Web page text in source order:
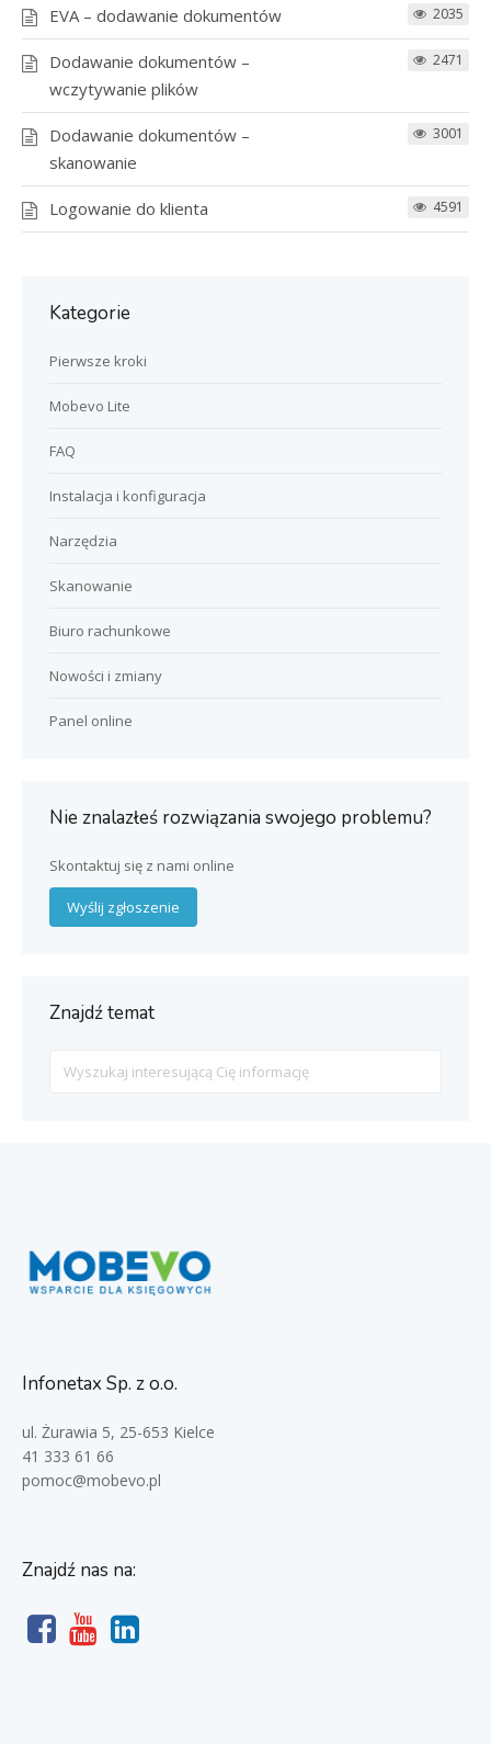
EVA – dodawanie dokumentów 2035
Dodawanie dokumentów –
wczytywanie plików
2471
Dodawanie dokumentów –
skanowanie
3001
Logowanie do klienta 4591
Kategorie
Pierwsze kroki
Mobevo Lite
FAQ
Instalacja i konfiguracja
Narzędzia
Skanowanie
Biuro rachunkowe
Nowości i zmiany
Panel online
Nie znalazłeś rozwiązania swojego problemu?
Skontaktuj się z nami online
Wyślij zgłoszenie
Znajdź temat
For
Infonetax Sp. z o.o.
ul. Żurawia 5, 25-653 Kielce
41 333 61 66
pomoc@mobevo.pl
Znajdź nas na: